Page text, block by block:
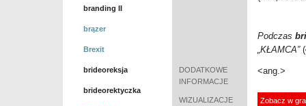
branding II
brązer
Brexit
brideoreksja
brideorektyczka
Podczas
„KŁAMCA”(
DODATKOWE
INFORMACJE
<ang.>
WIZUALIZACJE Zobacz w